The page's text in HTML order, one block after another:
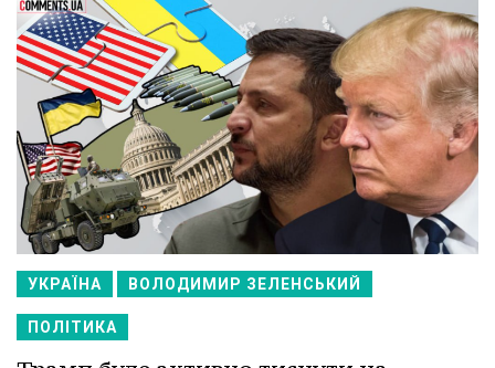
УКРАЇНА ВОЛОДИМИР ЗЕЛЕНСЬКИЙ
ПОЛІТИКА